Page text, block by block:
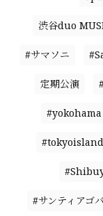
渋谷duo
#サマソニ
定期公演
#yokohama
#tokyoisland
#サンティアゴ